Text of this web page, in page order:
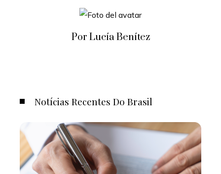
Por Lucía Benítez
Notícias Recentes Do Brasil